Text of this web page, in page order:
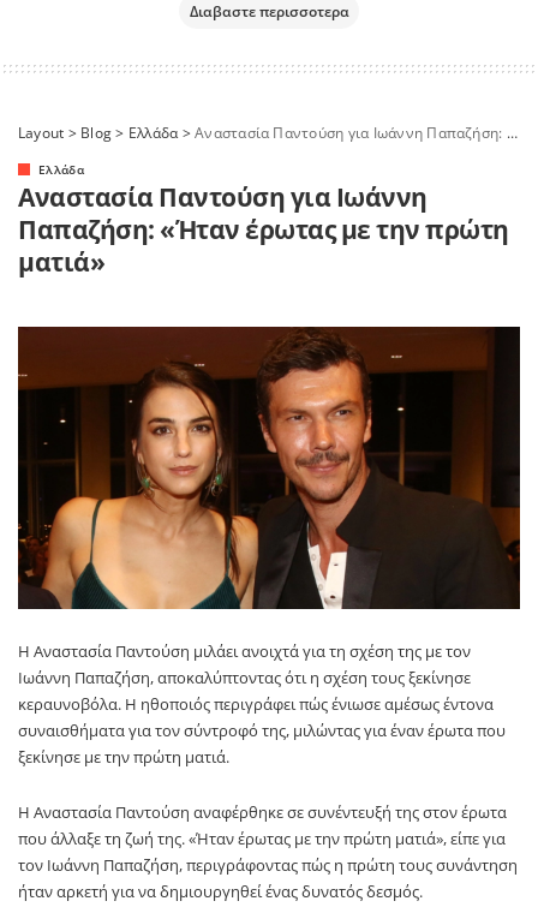
Διαβαστε περισσοτερα
Layout > Blog> Ελλάδα>Αναστασία Παντούση για Ιωάννη Παπαζήση: «Ήταν έρωτας με την πρώτη ματιά»
Ελλάδα
Αναστασία Παντούση για Ιωάννη
Παπαζήση: «Ήταν έρωτας με την πρώτη
ματιά»
Η Αναστασία Παντούση μιλάει ανοιχτά για τη σχέση της με τον
Ιωάννη Παπαζήση, αποκαλύπτοντας ότι η σχέση τους ξεκίνησε
κεραυνοβόλα. Η ηθοποιός περιγράφει πώς ένιωσε αμέσως έντονα
συναισθήματα για τον σύντροφό της, μιλώντας για έναν έρωτα που
ξεκίνησε με την πρώτη ματιά.
Η Αναστασία Παντούση αναφέρθηκε σε συνέντευξή της στον έρωτα
που άλλαξε τη ζωή της. «Ήταν έρωτας με την πρώτη ματιά», είπε για
τον Ιωάννη Παπαζήση, περιγράφοντας πώς η πρώτη τους συνάντηση
ήταν αρκετή για να δημιουργηθεί ένας δυνατός δεσμός.